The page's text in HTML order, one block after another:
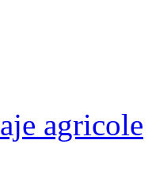
agricole